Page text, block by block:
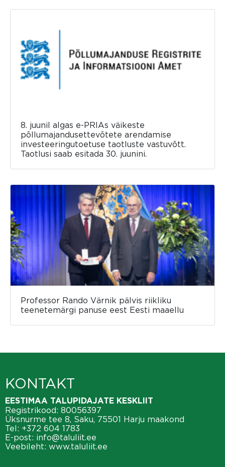
8. juunil algas e-PRIAs väikeste
põllumajandusettevõtete arendamise
investeeringutoetuse taotluste vastuvõtt.
Taotlusi saab esitada 30. juunini.
Professor Rando Värnik pälvis riikliku
teenetemärgi panuse eest Eesti maaellu
KONTAKT
EESTIMAA TALUPIDAJATE KESKLIIT
Registrikood: 80056397
Üksnurme tee 8, Saku, 75501 Harju maakond
Tel: +372 604 1783
E-post: info@taluliit.ee
Veebileht: www.taluliit.ee